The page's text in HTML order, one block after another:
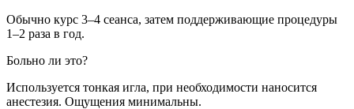
Обычно курс 3–4 сеанса, затем поддерживающие процедуры
1–2 раза в год.
Больно ли это?
Используется тонкая игла, при необходимости наносится
анестезия. Ощущения минимальны.